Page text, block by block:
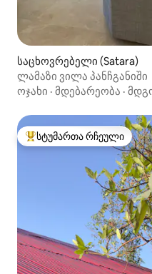
საცხოვრებელი (Satara)
ლამაზი ვილა პანჩგანიში
ოჯახი · მდებარეობა ·
სტუმართა რჩეული
სტუმართა რჩეული